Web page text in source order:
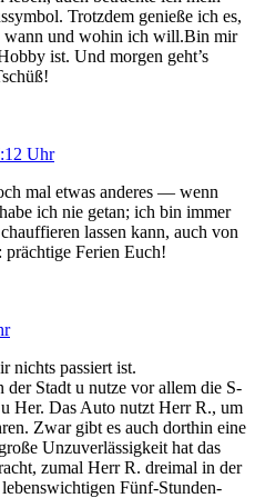
Trotzdem genieße ich es,
wann und wohin ich will.Bin mir
ist. Und morgen geht’s
Uhr
mal etwas anderes — wenn
ich nie getan; ich bin immer
lassen kann, auch von
prächtige Ferien Euch!
nichts passiert ist.
Stadt u nutze vor allem die S-
Her. Das Auto nutzt Herr R., um
Zwar gibt es auch dorthin eine
Unzuverlässigkeit hat das
zumal Herr R. dreimal in der
Fünf-Stunden-